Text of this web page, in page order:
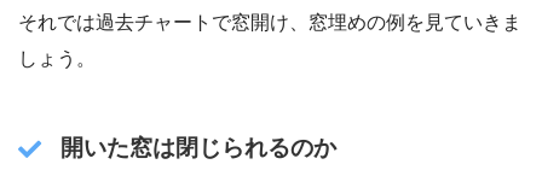
それでは過去チャートで窓開け、窓埋めの例を見ていきま
しょう。
開いた窓は閉じられるのか